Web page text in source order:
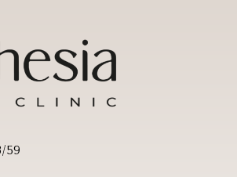
59